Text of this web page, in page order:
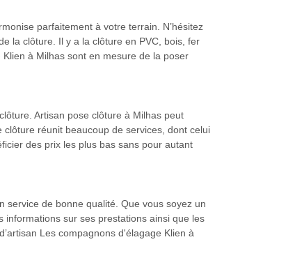
parfaitement à votre terrain. N’hésitez
la clôture. Il y a la clôture en PVC, bois, fer
à Milhas sont en mesure de la poser
Artisan pose clôture à Milhas peut
réunit beaucoup de services, dont celui
des prix les plus bas sans pour autant
service de bonne qualité. Que vous soyez un
informations sur ses prestations ainsi que les
Les compagnons d'élagage Klien à